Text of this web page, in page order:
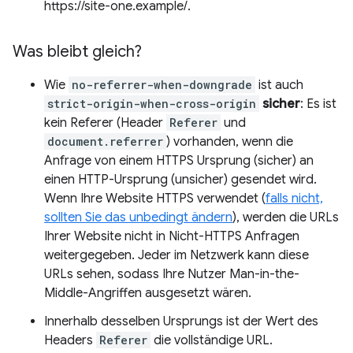
https://site-one.example/.
Was bleibt gleich?
Wie no-referrer-when-downgrade ist auch
strict-origin-when-cross-origin sicher: Es ist
kein Referer (Header Referer und
document.referrer ) vorhanden, wenn die
Anfrage von einem HTTPS Ursprung (sicher) an
einen HTTP-Ursprung (unsicher) gesendet wird.
Wenn Ihre Website HTTPS verwendet (falls nicht,
sollten Sie das unbedingt ändern), werden die URLs
Ihrer Website nicht in Nicht-HTTPS Anfragen
weitergegeben. Jeder im Netzwerk kann diese
URLs sehen, sodass Ihre Nutzer Man-in-the-
Middle-Angriffen ausgesetzt wären.
Innerhalb desselben Ursprungs ist der Wert des
Headers Referer die vollständige URL.